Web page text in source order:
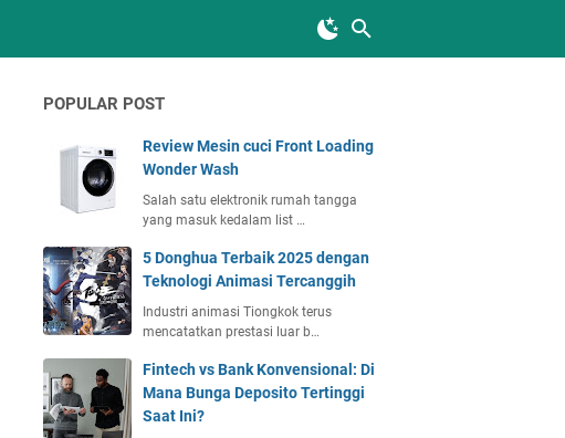
POPULAR POST
Review Mesin cuci Front Loading
Wonder Wash
Salah satu elektronik rumah tangga
yang masuk kedalam list …
5 Donghua Terbaik 2025 dengan
Teknologi Animasi Tercanggih
Industri animasi Tiongkok terus
mencatatkan prestasi luar b…
Fintech vs Bank Konvensional: Di
Mana Bunga Deposito Tertinggi
Saat Ini?